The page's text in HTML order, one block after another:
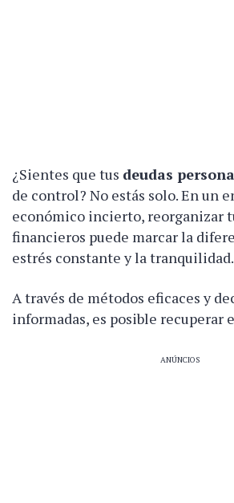
¿Sientes que tus deudas
de control? No estás solo. En un
económico incierto, reorganizar
financieros puede marcar la
estrés constante y la tranquilidad.
A través de métodos eficaces y
informadas, es posible recuperar
ANÚNCIOS